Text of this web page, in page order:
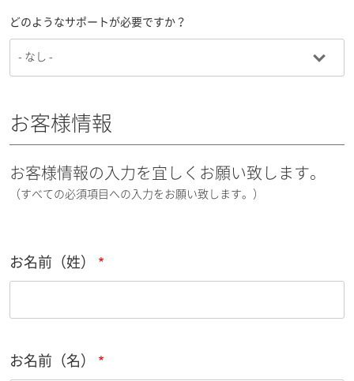
どのようなサポートが必要ですか？
お客様情報
お客様情報の入力を宜しくお願い致します。
（すべての必須項目への入力をお願い致します。）
お名前（姓）
お名前（名）